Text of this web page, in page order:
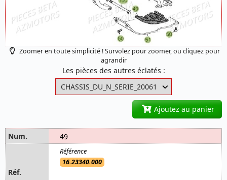
Zoomer en toute simplicité ! Survolez pour zoomer, ou cliquez pour
agrandir
Les pièces des autres éclatés :
Ajoutez au panier
49
16.23340.000